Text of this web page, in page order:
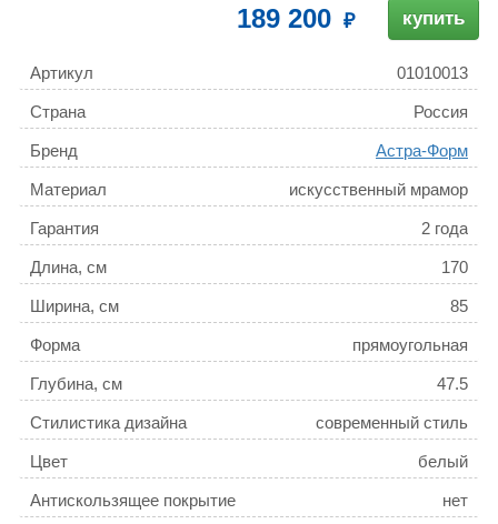
189 200 купить
Артикул 01010013
Страна Россия
Бренд Астра-Форм
Материал искусственный мрамор
Гарантия 2 года
Длина, см 170
Ширина, см 85
Форма прямоугольная
Глубина, см 47.5
Стилистика дизайна современный стиль
Цвет белый
Антискользящее покрытие нет